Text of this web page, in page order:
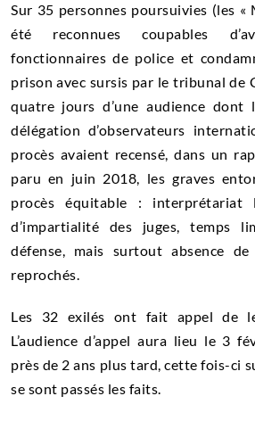
Sur 35 personnes poursuivies (les «
été reconnues coupables
fonctionnaires de police et
prison avec sursis par le tribunal de
quatre jours d’une audience dont
délégation d’observateurs
procès avaient recensé, dans un
paru en juin 2018, les graves
procès équitable : interprétariat
d’impartialité des juges, temps
défense, mais surtout absence
reprochés.
Les 32 exilés ont fait appel de
L’audience d’appel aura lieu le 3
près de 2 ans plus tard, cette fois-ci
se sont passés les faits.